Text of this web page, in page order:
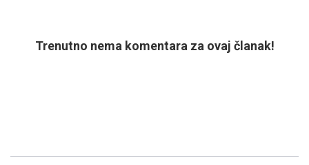
Trenutno nema komentara za ovaj članak!